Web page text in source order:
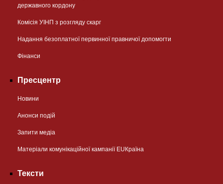
державного кордону
Комісія УІНП з розгляду скарг
Надання безоплатної первинної правничої допомогти
Фінанси
Пресцентр
Новини
Анонси подій
Запити медіа
Матеріали комунікаційної кампанії EUКраїна
Тексти